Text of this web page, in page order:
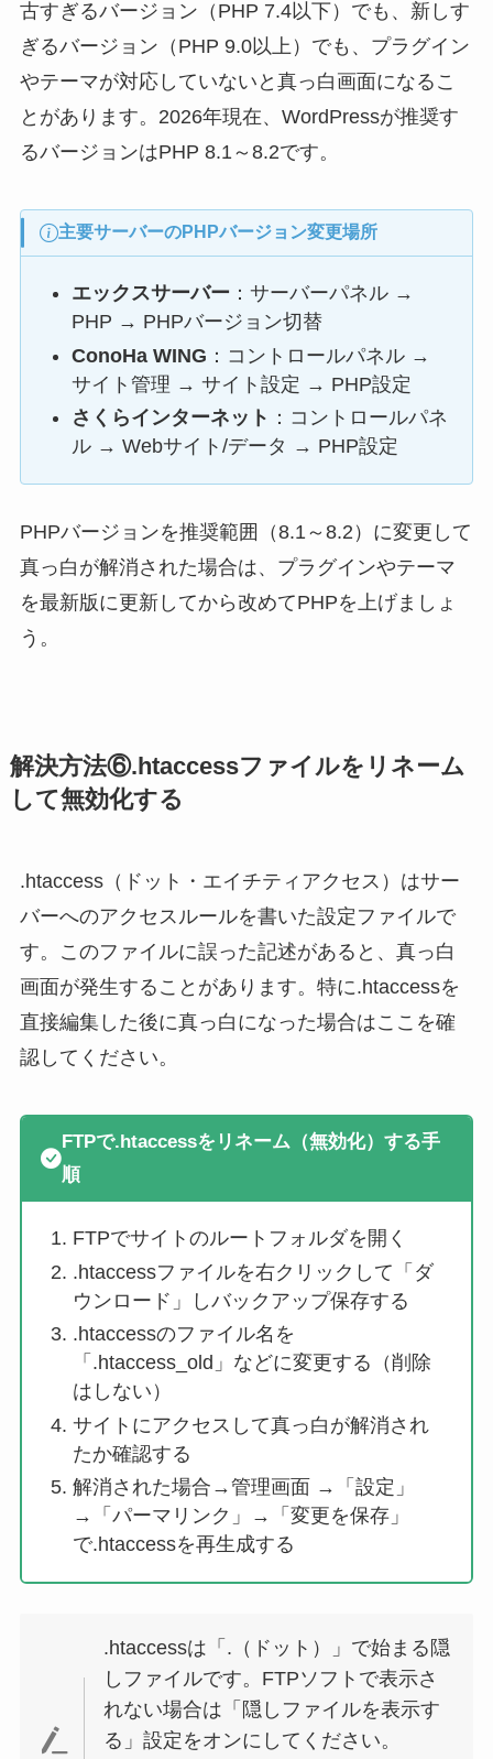
古すぎるバージョン（PHP 7.4以下）でも、新しす
ぎるバージョン（PHP 9.0以上）でも、プラグイン
やテーマが対応していないと真っ白画面になるこ
とがあります。2026年現在、WordPressが推奨す
るバージョンはPHP 8.1～8.2です。
主要サーバーのPHPバージョン変更場所
エックスサーバー ：サーバーパネル →
PHP → PHPバージョン切替
ConoHa WING ：コントロールパネル →
サイト管理 → サイト設定 → PHP設定
さくらインターネット ：コントロールパネ
ル → Webサイト/データ → PHP設定
PHPバージョンを推奨範囲（8.1～8.2）に変更して
真っ白が解消された場合は、プラグインやテーマ
を最新版に更新してから改めてPHPを上げましょ
う。
解決方法⑥.htaccessファイルをリネーム
して無効化する
.htaccess（ドット・エイチティアクセス）はサー
バーへのアクセスルールを書いた設定ファイルで
す。このファイルに誤った記述があると、真っ白
画面が発生することがあります。特に.htaccessを
直接編集した後に真っ白になった場合はここを確
認してください。
FTPで.htaccessをリネーム（無効化）する手
順
FTPでサイトのルートフォルダを開く
.htaccessファイルを右クリックして「ダ
ウンロード」しバックアップ保存する
.htaccessのファイル名を
「.htaccess_old」などに変更する（削除
はしない）
サイトにアクセスして真っ白が解消され
たか確認する
解消された場合→管理画面 →「設定」
→「パーマリンク」→「変更を保存」
で.htaccessを再生成する
.htaccessは「.（ドット）」で始まる隠
しファイルです。FTPソフトで表示さ
れない場合は「隠しファイルを表示す
る」設定をオンにしてください。